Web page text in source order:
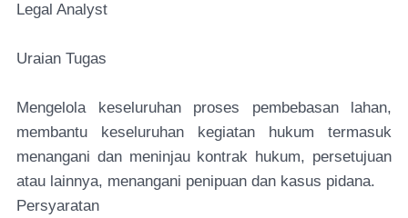
Legal Analyst
Uraian Tugas
Mengelola keseluruhan proses pembebasan lahan,
membantu keseluruhan kegiatan hukum termasuk
menangani dan meninjau kontrak hukum, persetujuan
atau lainnya, menangani penipuan dan kasus pidana.
Persyaratan